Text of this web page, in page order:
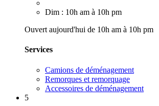
Dim : 10h am à 10h pm
Ouvert aujourd'hui de 10h am à 10h pm
Services
Camions de déménagement
Remorques et remorquage
Accessoires de déménagement
5